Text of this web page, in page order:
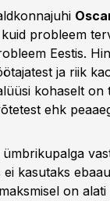
probleem
Eestis.
ja riik
kohaselt
ehk
kasutaks
on